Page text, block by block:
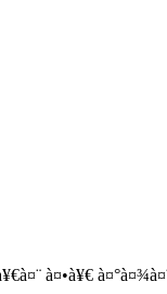
à¤•à¥€